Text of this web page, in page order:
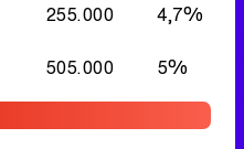
255.000
4,7%
505.000 5%